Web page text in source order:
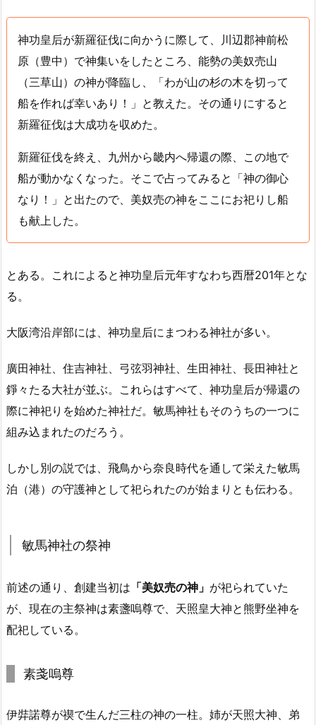
神功皇后が新羅征伐に向かうに際して、川辺郡神前松
原（豊中）で神集いをしたところ、 能勢の美奴売山
（三草山）の神が降臨し、「わが山の杉の木を切って
船を作れば幸いあり！」と教えた。その通りにすると
新羅征伐は大成功を収めた。
新羅征伐を終え、九州から畿内へ帰還の際、この地で
船が動かなくなった。そこで占ってみると「神の御心
なり！」と出たので、 美奴売の神をここにお祀りし船
も献上した。
とある。これによると神功皇后元年すなわち西暦201年とな
る。
大阪湾沿岸部には、神功皇后にまつわる神社が多い。
廣田神社、住吉神社、弓弦羽神社、生田神社、長田神社と
錚々たる大社が並ぶ。これらはすべて、神功皇后が帰還の
際に神祀りを始めた神社だ。敏馬神社もそのうちの一つに
組み込まれたのだろう。
しかし別の説では、飛鳥から奈良時代を通して栄えた敏馬
泊（港）の守護神として祀られたのが始まりとも伝わる。
敏馬神社の祭神
前述の通り、創建当初は 「美奴売の神」 が祀られていた
が、現在の主祭神は素盞嗚尊で、天照皇大神と熊野坐神を
配祀している。
素戔嗚尊
伊弉諾尊が禊で生んだ三柱の神の一柱。姉が天照大神、弟